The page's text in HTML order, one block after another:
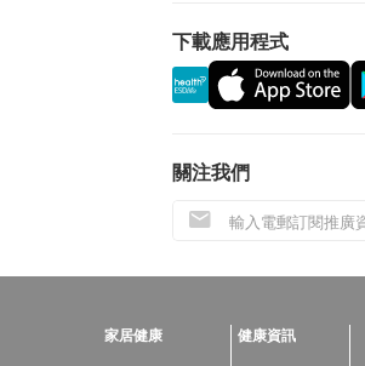
下載應用程式
關注我們
家居健康 健康資訊